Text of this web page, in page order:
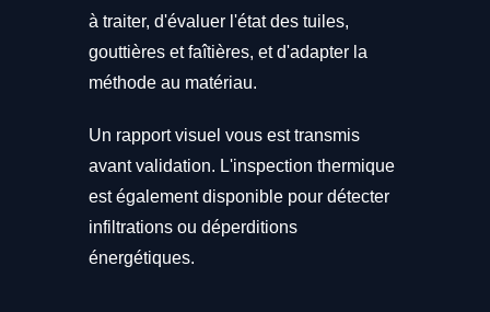
à traiter, d'évaluer l'état des tuiles,
gouttières et faîtières, et d'adapter la
méthode au matériau.
Un rapport visuel vous est transmis
avant validation. L'inspection thermique
est également disponible pour détecter
infiltrations ou déperditions
énergétiques.